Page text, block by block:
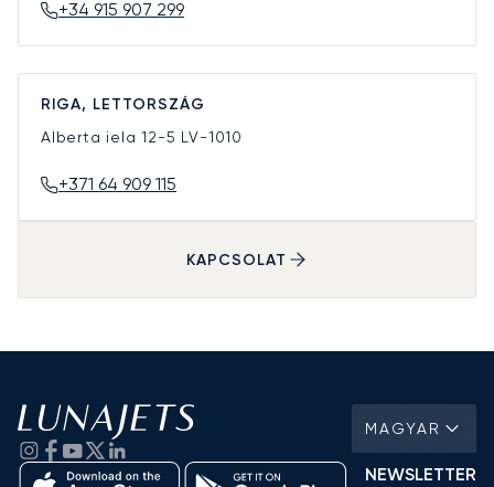
+34 915 907 299
RIGA, LETTORSZÁG
Alberta iela 12-5 LV-1010
+371 64 909 115
KAPCSOLAT
MAGYAR
NEWSLETTER